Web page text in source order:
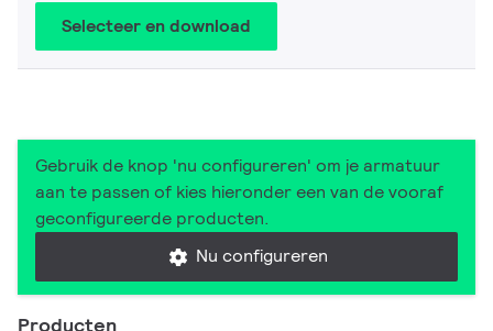
Selecteer en download
Gebruik de knop 'nu configureren' om je armatuur
aan te passen of kies hieronder een van de vooraf
geconfigureerde producten.
Nu configureren
Producten